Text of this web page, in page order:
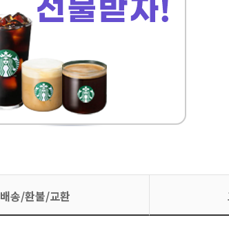
배송/환불/교환